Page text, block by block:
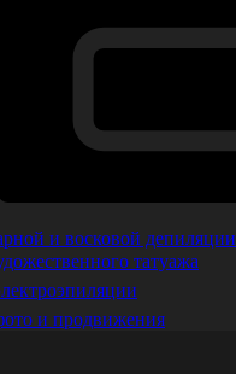
и восковой депиляции
татуажа
и продвижения